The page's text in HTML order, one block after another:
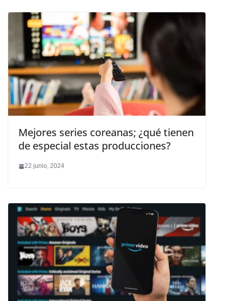
Mejores series coreanas; ¿qué tienen
de especial estas producciones?
22 junio, 2024